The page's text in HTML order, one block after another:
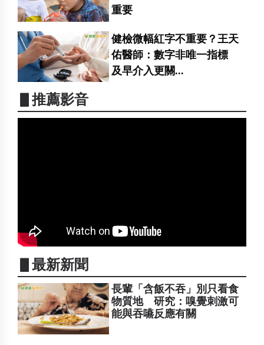
重要
健檢微幅紅字不重要？王天
佑醫師：數字非唯一指標
及早介入更關...
▋推薦影音
▋最新新聞
長輩「含飯不吞」別只看食
物質地 研究：嗅覺刺激可
能與吞嚥反應有關